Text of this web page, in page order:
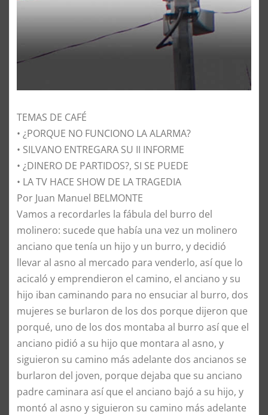
TEMAS DE CAFÉ
• ¿PORQUE NO FUNCIONO LA ALARMA?
• SILVANO ENTREGARA SU II INFORME
• ¿DINERO DE PARTIDOS?, SI SE PUEDE
• LA TV HACE SHOW DE LA TRAGEDIA
Por Juan Manuel BELMONTE
​Vamos a recordarles la fábula del burro del
molinero: sucede que había una vez un molinero
anciano que tenía un hijo y un burro, y decidió
llevar al asno al mercado para venderlo, así que lo
acicaló y emprendieron el camino, el anciano y su
hijo iban caminando para no ensuciar al burro, dos
mujeres se burlaron de los dos porque dijeron que
porqué, uno de los dos montaba al burro así que el
anciano pidió a su hijo que montara al asno, y
siguieron su camino más adelante dos ancianos se
burlaron del joven, porque dejaba que su anciano
padre caminara así que el anciano bajó a su hijo, y
montó al asno y siguieron su camino más adelante